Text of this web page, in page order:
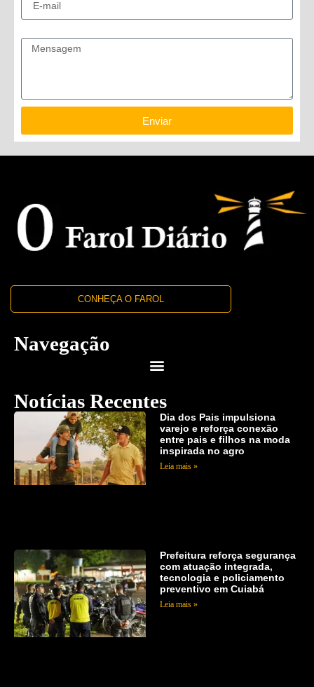
Enviar
CONHEÇA O FAROL
Navegação
Notícias Recentes
Dia dos Pais impulsiona
varejo e reforça conexão
entre pais e filhos na moda
inspirada no agro
Leia mais »
Prefeitura reforça segurança
com atuação integrada,
tecnologia e policiamento
preventivo em Cuiabá
Leia mais »